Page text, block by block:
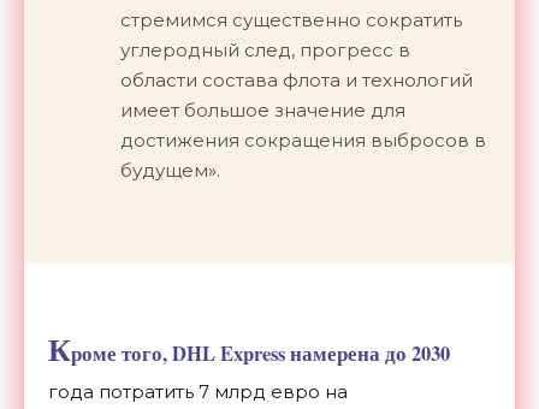
стремимся существенно сократить
углеродный след, прогресс в
области состава флота и технологий
имеет большое значение для
достижения сокращения выбросов в
будущем».
Кроме того, DHL Express намерена до 2030
года потратить 7 млрд евро на